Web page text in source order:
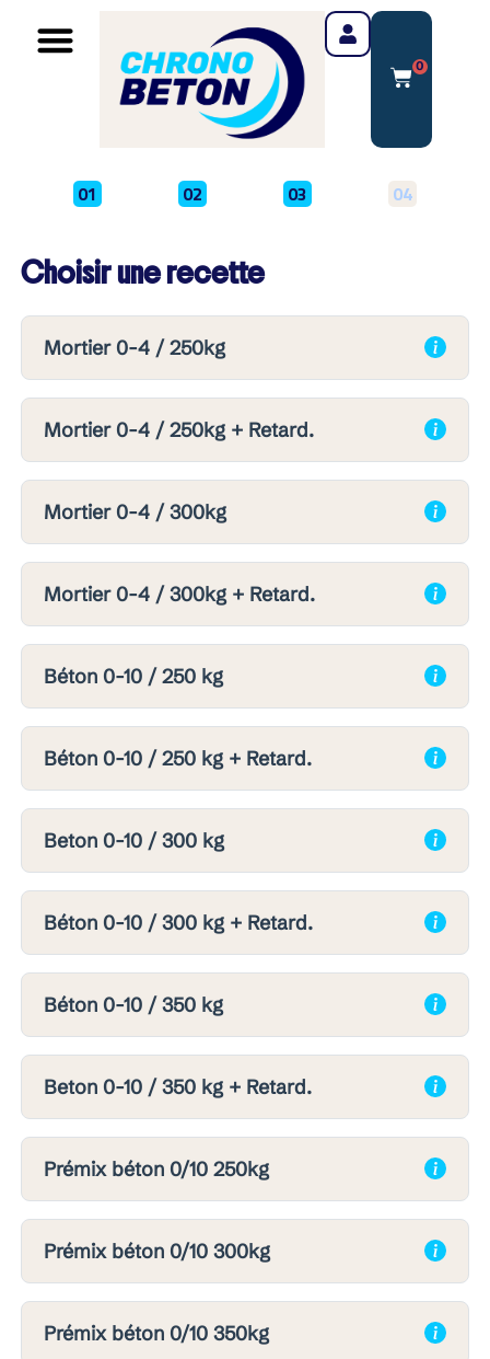
0
01 02 03 04
Choisir une recette
Mortier 0-4 / 250kg
Mortier 0-4 / 250kg + Retard.
Mortier 0-4 / 300kg
Mortier 0-4 / 300kg + Retard.
Béton 0-10 / 250 kg
Béton 0-10 / 250 kg + Retard.
Beton 0-10 / 300 kg
Béton 0-10 / 300 kg + Retard.
Béton 0-10 / 350 kg
Beton 0-10 / 350 kg + Retard.
Prémix béton 0/10 250kg
Prémix béton 0/10 300kg
Prémix béton 0/10 350kg